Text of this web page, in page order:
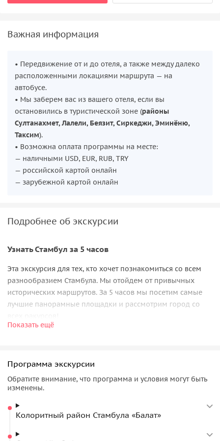
Важная информация
• Передвижение от и до отеля, а также между далеко
расположенными локациями маршрута — на
автобусе.
• Мы заберем вас из вашего отеля, если вы
остановились в туристической зоне (районы
Султанахмет, Лалели, Беязит, Сиркеджи, Эминёню,
Таксим).
• Возможна оплата программы на месте:
— наличными USD, EUR, RUB, TRY
— российской картой онлайн
— зарубежной картой онлайн
Подробнее об экскурсии
Узнать Стамбул за 5 часов
Эта экскурсия для тех, кто хочет познакомиться со всем
разнообразием Стамбула. Мы отойдем от привычных
исторических маршрутов. За 5 часов мы посетим самые
лучшие панорамные площадки и рассмотрим город со
Здесь есть не только синагога, но и греческие и армянские
церкви. Представьте, в одном городе мирно уживаются
столько религий!
Святая Айя София
Всемирно известный памятник византийского зодчества,
Показать ещё
Программа экскурсии
Обратите внимание, что программа и условия могут быть
изменены.
Колоритный район Стамбула «Балат»